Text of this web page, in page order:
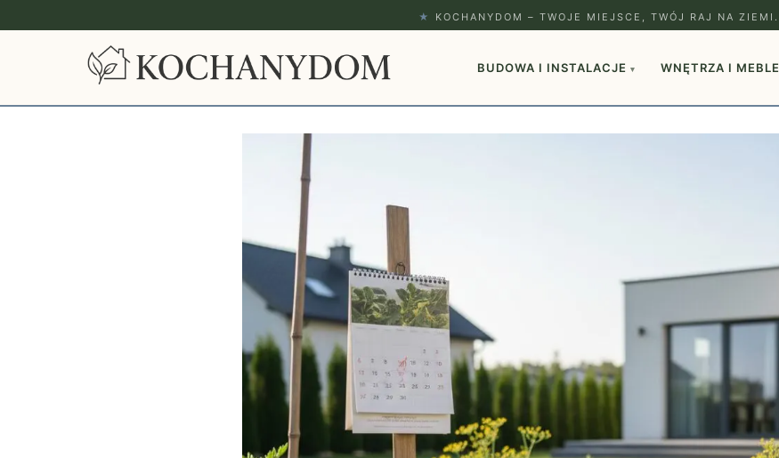
★ KOCHANYDOM – TWOJE MIEJSCE, TWÓJ RAJ NA ZIEMI.
BUDOWA I INSTALACJE ▾ WNĘTRZA I MEBLE